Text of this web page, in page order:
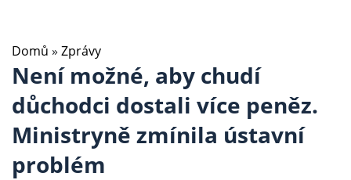
Domů » Zprávy
Není možné, aby chudí
důchodci dostali více peněz.
Ministryně zmínila ústavní
problém